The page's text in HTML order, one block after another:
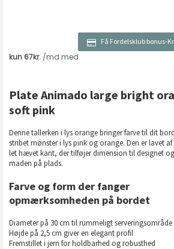
Få Fordelsklub bonus-
Plate Animado large bright
soft pink
Denne tallerken i lys orange bringer farve til dit
stribet mønster i lys pink og orange. Den er lavet af
let hævet kant, der tilføjer dimension til designet
maden på plads.
Farve og form der fanger
opmærksomheden på bordet
Diameter på 30 cm til rummeligt serveringsområde
Højde på 2,5 cm giver en elegant profil
Fremstillet i jern for holdbarhed og robusthed